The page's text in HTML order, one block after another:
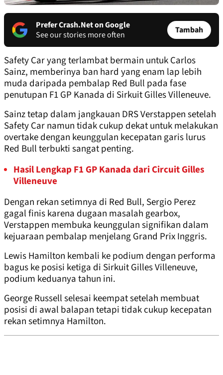
Prefer Crash.Net on Google
See our stories more often
Tambah
Safety Car yang terlambat bermain untuk Carlos
Sainz, memberinya ban hard yang enam lap lebih
muda daripada pembalap Red Bull pada fase
penutupan F1 GP Kanada di Sirkuit Gilles Villeneuve.
Sainz tetap dalam jangkauan DRS Verstappen setelah
Safety Car namun tidak cukup dekat untuk melakukan
overtake dengan keunggulan kecepatan garis lurus
Red Bull terbukti sangat penting.
Hasil Lengkap F1 GP Kanada dari Circuit Gilles
Villeneuve
Dengan rekan setimnya di Red Bull, Sergio Perez
gagal finis karena dugaan masalah gearbox,
Verstappen membuka keunggulan signifikan dalam
kejuaraan pembalap menjelang Grand Prix Inggris.
Lewis Hamilton kembali ke podium dengan performa
bagus ke posisi ketiga di Sirkuit Gilles Villeneuve,
podium keduanya tahun ini.
George Russell selesai keempat setelah membuat
posisi di awal balapan tetapi tidak cukup kecepatan
rekan setimnya Hamilton.